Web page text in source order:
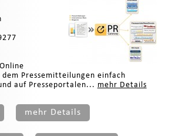
Pressemitteilungen einfach
auf Presseportalen... mehr Details
mehr Details